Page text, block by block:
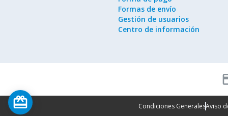
Formas de envío
Gestión de usuarios
Centro de información
Condiciones GeneralesAviso
card_giftcard